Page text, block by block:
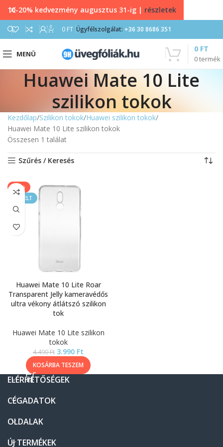
0 0 FT Ügyfélszolgálat: +36 30 8686 351
MENÜ
0termék
0 FT
Huawei Mate 10 Lite
szilikon tokok
Kezdőlap Szilikon tokok Huawei szilikon tokok
Huawei Mate 10 Lite szilikon tokok
Összesen 1 találat
Szűrés / Keresés
-11%
KIEMELT
Huawei Mate 10 Lite Roar
Transparent Jelly kameravédős
ultra vékony átlátszó szilikon
tok
Huawei Mate 10 Lite szilikon
tokok
4.490Ft 3.990 Ft
KOSÁRBA TESZEM
ELÉRHETŐSÉGEK
CÉGADATOK
OLDALAK
ÚJ TERMÉKEK
10-20% kedvezmény augusztus 31-ig | részletek